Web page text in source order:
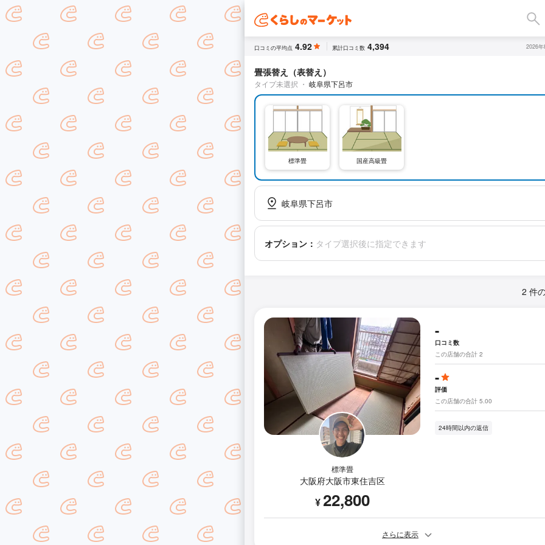
口コミの平均点 4.92 累計口コミ数 4,394 2026
畳張替え（表替え）
タイプ未選択 ・ 岐阜県下呂市
標準畳 国産高級畳
岐阜県下呂市
オプション： タイプ選択後に指定できます
2 件
標準畳
大阪府大阪市東住吉区
¥22,800
-
口コミ数
この店舗の合計 2
-
評価
この店舗の合計 5.00
24時間以内の返信
さらに表示